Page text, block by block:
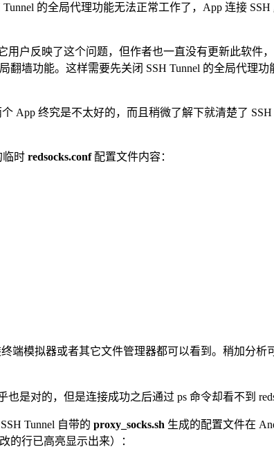
的全局代理功能无法正常工作了，App 连接
用户反映了这个问题，但作者也一直没有更新此软件
翻墙功能。这样需要先关闭 SSH Tunnel 的全局代理
App 终究是不太好的，而且稍微了解下就清楚了
临时 redsocks.conf配置文件内容：
端模拟器或者其它文件管理器都可以看到。稍加分析
是对的，但是连接成功之后通过 ps 命令却看不到
Tunnel 自带的 proxy_socks.sh 生成的配置文件在
的行已高亮显示出来）：